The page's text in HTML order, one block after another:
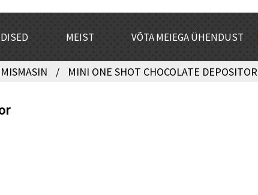
MEIST VÕTA MEIEGA ÜHENDUST
MINI ONE SHOT CHOCOLATE DEPOSITOR